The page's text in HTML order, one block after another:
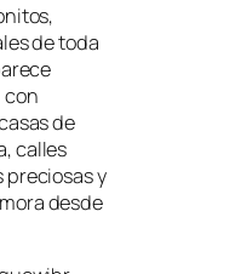
de toda
con
de
calles
y
desde